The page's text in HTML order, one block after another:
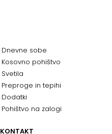
Dnevne sobe
Kosovno pohištvo
Svetila
Preproge in tepihi
Dodatki
Pohištvo na zalogi
KONTAKT